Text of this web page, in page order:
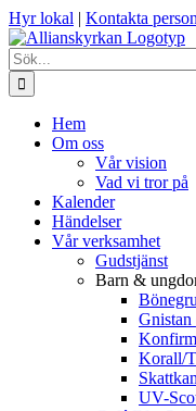
Fortsätt
till
innehållet
Hyr lokal | Kontakta
Sök
efter:
Hem
Om oss
Vår vision
Vad vi tror på
Kalender
Händelser
Vår verksamhet
Gudstjänst
Barn &
Korall/
UV-